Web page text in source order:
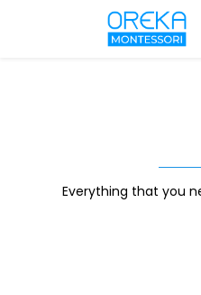
Everything that you